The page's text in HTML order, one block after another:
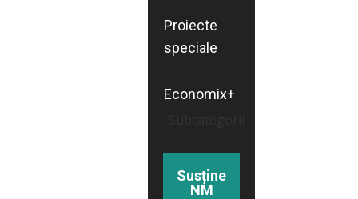
Proiecte
speciale
Economix+
Susține
NM